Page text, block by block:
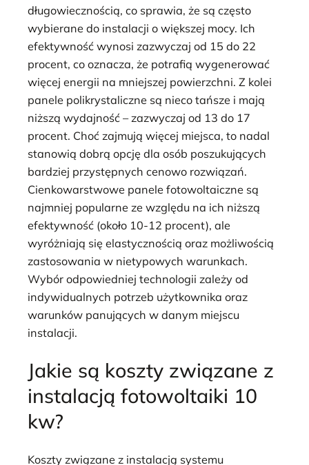
długowiecznością, co sprawia, że są często
wybierane do instalacji o większej mocy. Ich
efektywność wynosi zazwyczaj od 15 do 22
procent, co oznacza, że potrafią wygenerować
więcej energii na mniejszej powierzchni. Z kolei
panele polikrystaliczne są nieco tańsze i mają
niższą wydajność – zazwyczaj od 13 do 17
procent. Choć zajmują więcej miejsca, to nadal
stanowią dobrą opcję dla osób poszukujących
bardziej przystępnych cenowo rozwiązań.
Cienkowarstwowe panele fotowoltaiczne są
najmniej popularne ze względu na ich niższą
efektywność (około 10-12 procent), ale
wyróżniają się elastycznością oraz możliwością
zastosowania w nietypowych warunkach.
Wybór odpowiedniej technologii zależy od
indywidualnych potrzeb użytkownika oraz
warunków panujących w danym miejscu
instalacji.
Jakie są koszty związane z
instalacją fotowoltaiki 10
kw?
Koszty związane z instalacją systemu